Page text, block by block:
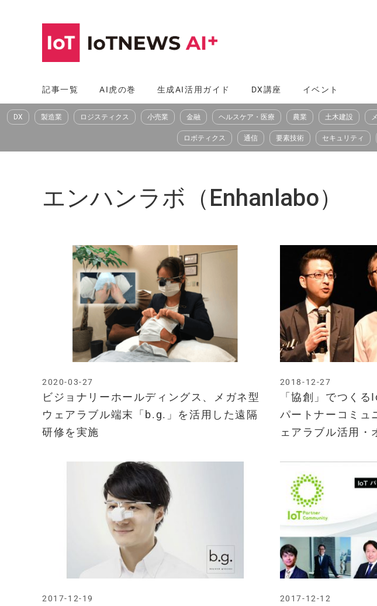
へ
ス
記事一覧 AI虎の巻 生成AI活用ガイド DX講座 イベント
DX 製造業 ロジスティクス 小売業 金融 ヘルスケア・医療 農業 土木建設
ロボティクス 通信 要素技術 セキュリティ
エンハンラボ（Enhanlabo）
ビジョナリーホールディングス、メガネ型
ウェアラブル端末「b.g.」を活用した遠隔
研修を実施
2020-03-27
「協創」でつく
パートナーコミ
ェアラブル活用
2018-12-27
2017-12-19 2017-12-12